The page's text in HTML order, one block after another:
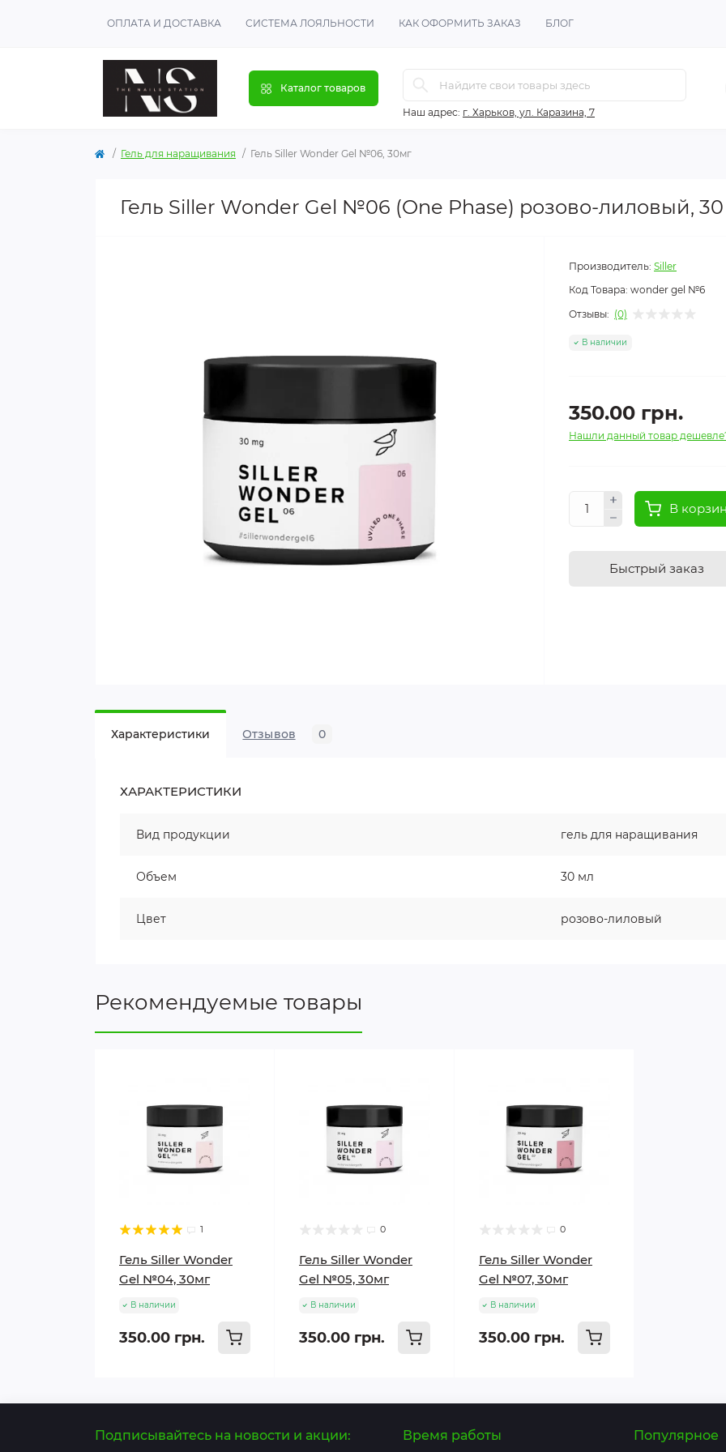
ОПЛАТА И ДОСТАВКА СИСТЕМА ЛОЯЛЬНОСТИ КАК ОФОРМИТЬ ЗАКАЗ БЛОГ
Каталог товаров
Наш адрес: г. Харьков, ул. Каразина, 7
Гель для наращивания Гель Siller Wonder Gel №06, 30мг
Гель Siller Wonder Gel №06 (One Phase) розово-лиловый,
Производитель: Siller
Код Товара: wonder gel №6
Отзывы: (0)
В наличии
350.00 грн.
Нашли данный товар
В
Быстрый заказ
Характеристики Отзывов 0
ХАРАКТЕРИСТИКИ
Вид продукции гель для наращивания
Объем 30 мл
Цвет розово-лиловый
Рекомендуемые товары
1
Гель Siller Wonder
Gel №04, 30мг
В наличии
350.00 грн.
0
Гель Siller Wonder
Gel №05, 30мг
В наличии
350.00 грн.
0
Гель Siller Wonder
Gel №07, 30мг
В наличии
350.00 грн.
Подписывайтесь на новости и акции: Время работы Популярное